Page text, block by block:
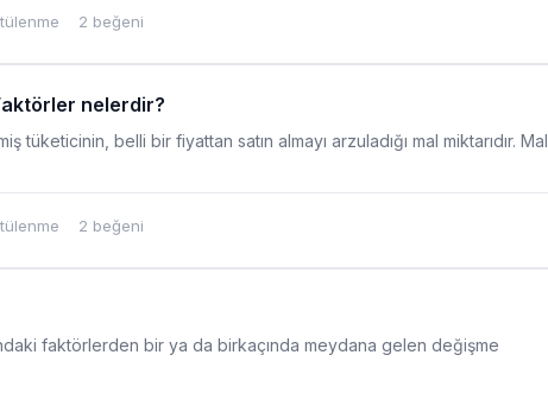
2 beğeni
nelerdir?
tüketicinin, belli bir fiyattan satın almayı arzuladığı mal miktarıdır. Mal
2 beğeni
faktörlerden bir ya da birkaçında meydana gelen değişme